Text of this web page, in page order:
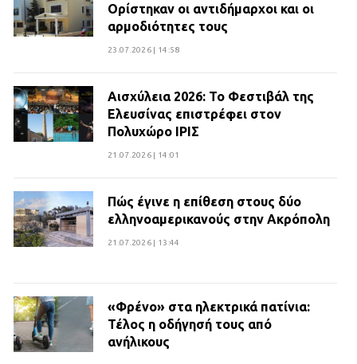
Ορίστηκαν οι αντιδήμαρχοι και οι
αρμοδιότητες τους
23.07.2026 | 14:58
Αισχύλεια 2026: Το Φεστιβάλ της
Ελευσίνας επιστρέφει στον
Πολυχώρο ΙΡΙΣ
21.07.2026 | 14:01
Πώς έγινε η επίθεση στους δύο
ελληνοαμερικανούς στην Ακρόπολη
21.07.2026 | 13:44
«Φρένο» στα ηλεκτρικά πατίνια:
Τέλος η οδήγησή τους από
ανήλικους